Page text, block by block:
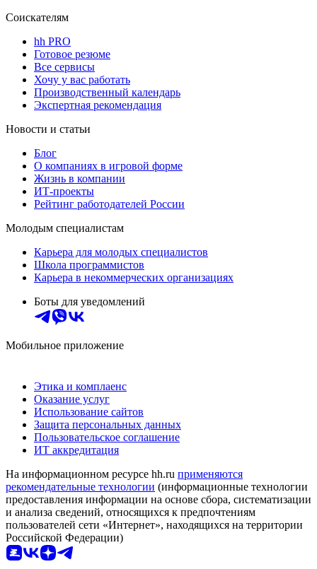
Соискателям
hh PRO
Готовое резюме
Все сервисы
Хочу у вас работать
Производственный календарь
Экспертная рекомендация
Новости и статьи
Блог
О компаниях в игровой форме
Жизнь в компании
ИТ-проекты
Рейтинг работодателей России
Молодым специалистам
Карьера для молодых специалистов
Школа программистов
Карьера в некоммерческих организациях
Боты для уведомлений
Мобильное приложение
Этика и комплаенс
Оказание услуг
Использование сайтов
Защита персональных данных
Пользовательское соглашение
ИТ аккредитация
На информационном ресурсе hh.ru применяются
рекомендательные технологии (информационные технологии
предоставления информации на основе сбора, систематизации
и анализа сведений, относящихся к предпочтениям
пользователей сети «Интернет», находящихся на территории
Российской Федерации)